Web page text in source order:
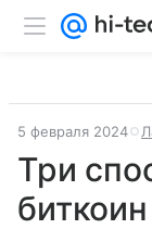
5 февраля 2024
Три
биткоин